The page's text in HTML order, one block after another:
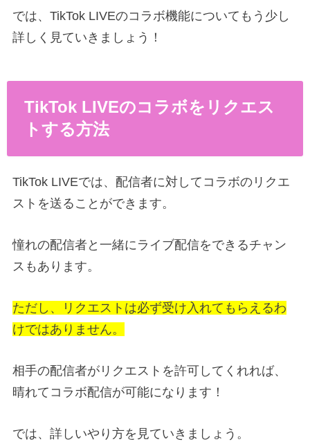
では、TikTok LIVEのコラボ機能についてもう少し
詳しく見ていきましょう！
TikTok LIVEのコラボをリクエス
トする方法
TikTok LIVEでは、配信者に対してコラボのリクエ
ストを送ることができます。
憧れの配信者と一緒にライブ配信をできるチャン
スもあります。
ただし、リクエストは必ず受け入れてもらえるわ
けではありません。
相手の配信者がリクエストを許可してくれれば、
晴れてコラボ配信が可能になります！
では、詳しいやり方を見ていきましょう。